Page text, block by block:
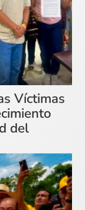
Víctimas
del